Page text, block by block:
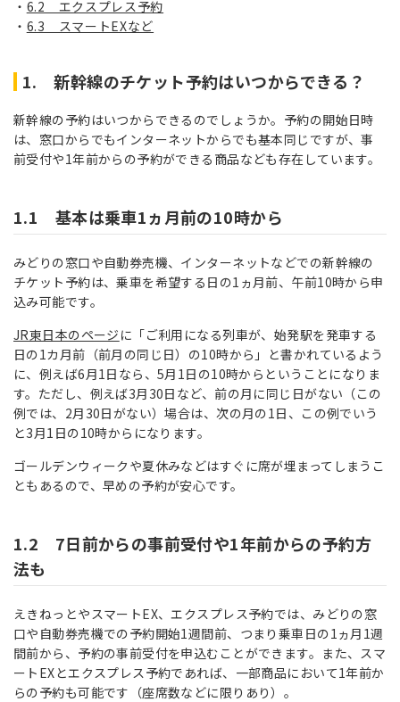
6.2 エクスプレス予約
6.3 スマートEXなど
1. 新幹線のチケット予約はいつからできる？
新幹線の予約はいつからできるのでしょうか。予約の開始日時
は、窓口からでもインターネットからでも基本同じですが、事
前受付や1年前からの予約ができる商品なども存在しています。
1.1 基本は乗車1ヵ月前の10時から
みどりの窓口や自動券売機、インターネットなどでの新幹線の
チケット予約は、乗車を希望する日の1ヵ月前、午前10時から申
込み可能です。
JR東日本のページ に「ご利用になる列車が、始発駅を発車する
日の1カ月前（前月の同じ日）の10時から」と書かれているよう
に、例えば6月1日なら、5月1日の10時からということになりま
す。ただし、例えば3月30日など、前の月に同じ日がない（この
例では、2月30日がない）場合は、次の月の1日、この例でいう
と3月1日の10時からになります。
ゴールデンウィークや夏休みなどはすぐに席が埋まってしまうこ
ともあるので、早めの予約が安心です。
1.2 7日前からの事前受付や1年前からの予約方
法も
えきねっとやスマートEX、エクスプレス予約では、みどりの窓
口や自動券売機での予約開始1週間前、つまり乗車日の1ヵ月1週
間前から、予約の事前受付を申込むことができます。また、スマ
ートEXとエクスプレス予約であれば、一部商品において1年前か
らの予約も可能です（座席数などに限りあり）。